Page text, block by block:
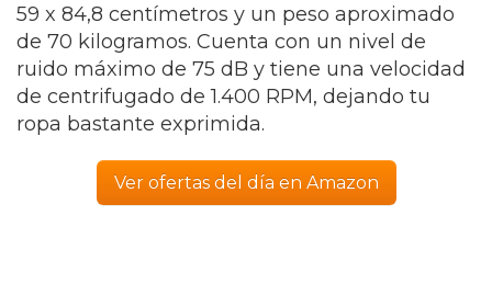
59 x 84,8 centímetros y un peso aproximado
de 70 kilogramos. Cuenta con un nivel de
ruido máximo de 75 dB y tiene una velocidad
de centrifugado de 1.400 RPM, dejando tu
ropa bastante exprimida.
Ver ofertas del día en Amazon